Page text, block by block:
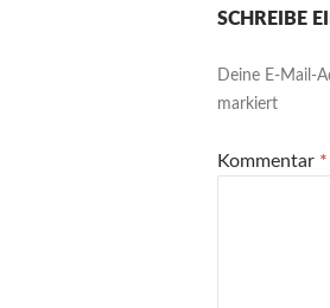
SCHREIBE
Deine E-Mail-
markiert
Kommentar *